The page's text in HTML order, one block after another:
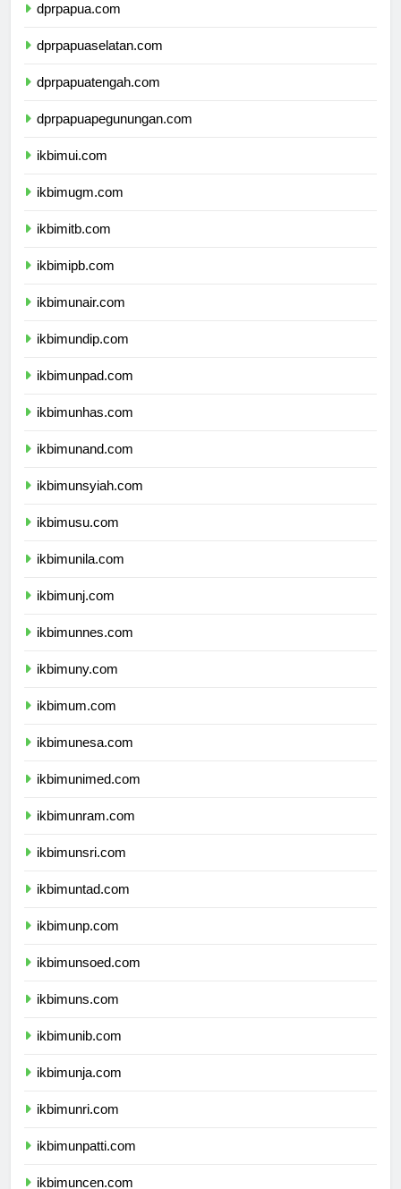
dprpapua.com
dprpapuaselatan.com
dprpapuatengah.com
dprpapuapegunungan.com
ikbimui.com
ikbimugm.com
ikbimitb.com
ikbimipb.com
ikbimunair.com
ikbimundip.com
ikbimunpad.com
ikbimunhas.com
ikbimunand.com
ikbimunsyiah.com
ikbimusu.com
ikbimunila.com
ikbimunj.com
ikbimunnes.com
ikbimuny.com
ikbimum.com
ikbimunesa.com
ikbimunimed.com
ikbimunram.com
ikbimunsri.com
ikbimuntad.com
ikbimunp.com
ikbimunsoed.com
ikbimuns.com
ikbimunib.com
ikbimunja.com
ikbimunri.com
ikbimunpatti.com
ikbimuncen.com